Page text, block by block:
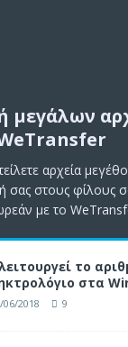
μεγάλων
αρχεία
σας στους φίλους
με το
το
στα
06/2018 9